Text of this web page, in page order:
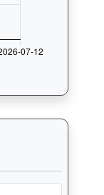
，支援
賽次數與
）— 檔位統